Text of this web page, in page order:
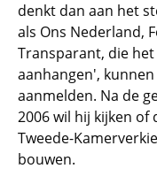
denkt dan aan het
als Ons Nederland,
Transparant, die
aanhangen',
aanmelden. Na de
2006 wil hij kijken of
Tweede-
bouwen.